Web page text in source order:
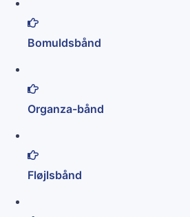
Bomuldsbånd
Organza-bånd
Fløjlsbånd